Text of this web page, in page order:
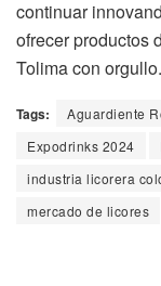
continuar
ofrecer productos
Tolima con orgullo.
Tags: Aguardiente
Expodrinks 2024
industria licorera
mercado de licores